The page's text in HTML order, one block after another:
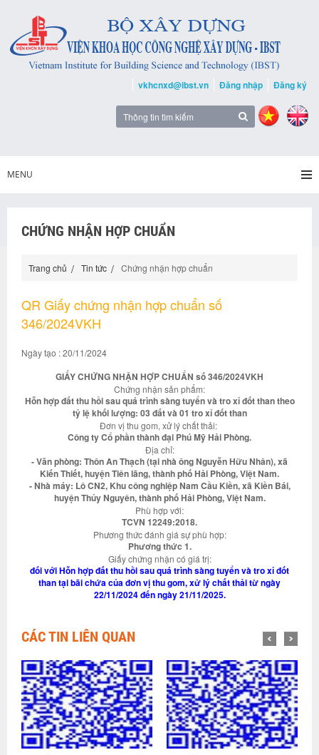
vkhcnxd@ibst.vn Đăng nhập Đăng ký
MENU
CHỨNG NHẬN HỢP CHUẨN
Trang chủ Tin tức Chứng nhận hợp chuẩn
QR Giấy chứng nhận hợp chuẩn số
346/2024VKH
Ngày tạo : 20/11/2024
GIẤY CHỨNG NHẬN HỢP CHUẨN số 346/2024VKH
Chứng nhận sản phẩm:
Hỗn hợp đất thu hồi sau quá trình sàng tuyển và tro xỉ đốt than theo
tỷ lệ khối lượng: 03 đất và 01 tro xỉ đốt than
Đơn vị thu gom, xử lý chất thải:
Công ty Cổ phần thành đại Phú Mỹ Hải Phòng.
Địa chỉ:
- Văn phòng: Thôn An Thạch (tại nhà ông Nguyễn Hữu Nhân), xã
Kiến Thiết, huyện Tiên lãng, thành phố Hải Phòng, Việt Nam.
- Nhà máy: Lô CN2, Khu công nghiệp Nam Cầu Kiền, xã Kiền Bái,
huyện Thủy Nguyên, thành phố Hải Phòng, Việt Nam.
Phù hợp với:
TCVN 12249:2018.
Phương thức đánh giá sự phù hợp:
Phương thức 1.
Giấy chứng nhận có giá trị:
đối với Hỗn hợp đất thu hồi sau quá trình sàng tuyển và tro xỉ đốt
than tại bãi chứa của đơn vị thu gom, xử lý chất thải từ ngày
22/11/2024 đến ngày 21/11/2025.
CÁC TIN LIÊN QUAN